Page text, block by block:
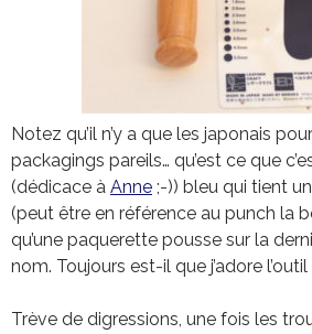
Notez qu’il n’y a que les japonais
packagings pareils… qu’est ce que
(dédicace à Anne ;-)) bleu qui tient
(peut être en référence au punch la
qu’une paquerette pousse sur la
nom. Toujours est-il que j’adore
Trève de digressions, une fois les